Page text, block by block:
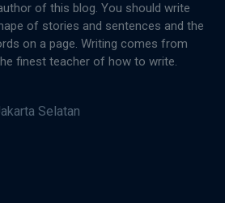
of this blog. You should write
of stories and sentences and the
on a page. Writing comes from
finest teacher of how to write.
Selatan